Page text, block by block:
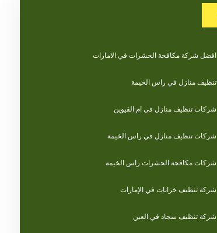
افضل شركة مكافحة الحشرات في الامارات
تنظيف منازل في راس الخيمة
شركات تنظيف منازل في ام القيوين
شركات تنظيف منازل في راس الخيمة
شركات مكافحة الحشرات راس الخيمة
شركة تنظيف خزانات في الإمارات
شركة تنظيف سجاد في العين